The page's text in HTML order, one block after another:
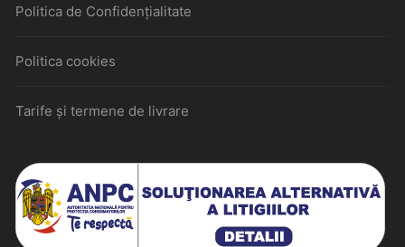
Politica de Confidențialitate
Politica cookies
Tarife și termene de livrare